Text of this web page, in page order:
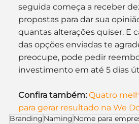
seguida começa a receber
propostas para dar sua
quantas alterações quiser. E
das opções enviadas te
preocupe, pode pedir
investimento em até 5 dias
Confira também: Quatro
para gerar resultado na We
Branding Naming Nome para